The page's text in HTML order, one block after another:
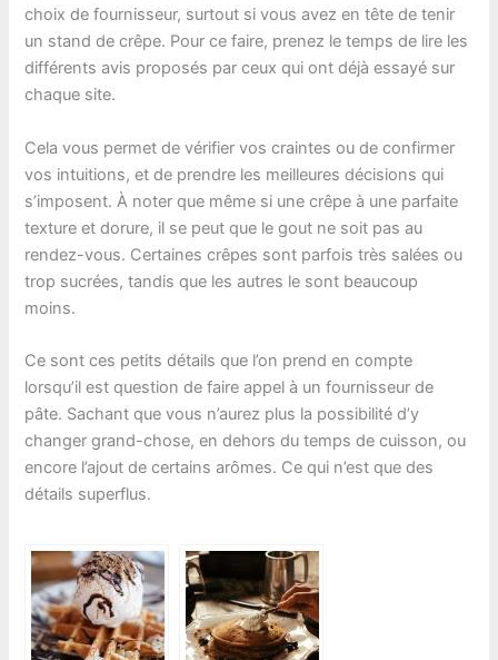
choix de fournisseur, surtout si vous avez en tête de tenir
un stand de crêpe. Pour ce faire, prenez le temps de lire les
différents avis proposés par ceux qui ont déjà essayé sur
chaque site.
Cela vous permet de vérifier vos craintes ou de confirmer
vos intuitions, et de prendre les meilleures décisions qui
s’imposent. À noter que même si une crêpe à une parfaite
texture et dorure, il se peut que le gout ne soit pas au
rendez-vous. Certaines crêpes sont parfois très salées ou
trop sucrées, tandis que les autres le sont beaucoup
moins.
Ce sont ces petits détails que l’on prend en compte
lorsqu’il est question de faire appel à un fournisseur de
pâte. Sachant que vous n’aurez plus la possibilité d’y
changer grand-chose, en dehors du temps de cuisson, ou
encore l’ajout de certains arômes. Ce qui n’est que des
détails superflus.